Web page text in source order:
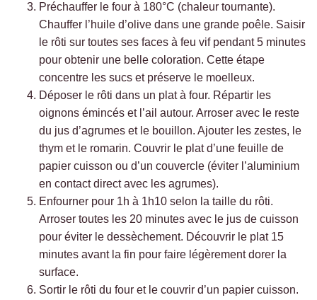
Préchauffer le four à 180°C (chaleur tournante).
Chauffer l’huile d’olive dans une grande poêle. Saisir
le rôti sur toutes ses faces à feu vif pendant 5 minutes
pour obtenir une belle coloration. Cette étape
concentre les sucs et préserve le moelleux.
Déposer le rôti dans un plat à four. Répartir les
oignons émincés et l’ail autour. Arroser avec le reste
du jus d’agrumes et le bouillon. Ajouter les zestes, le
thym et le romarin. Couvrir le plat d’une feuille de
papier cuisson ou d’un couvercle (éviter l’aluminium
en contact direct avec les agrumes).
Enfourner pour 1h à 1h10 selon la taille du rôti.
Arroser toutes les 20 minutes avec le jus de cuisson
pour éviter le dessèchement. Découvrir le plat 15
minutes avant la fin pour faire légèrement dorer la
surface.
Sortir le rôti du four et le couvrir d’un papier cuisson.